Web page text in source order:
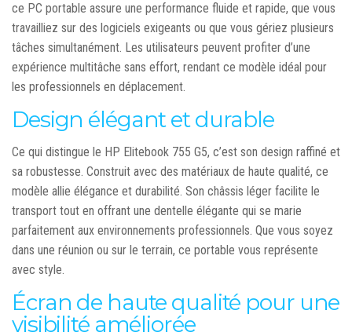
ce PC portable assure une performance fluide et rapide, que vous
travailliez sur des logiciels exigeants ou que vous gériez plusieurs
tâches simultanément. Les utilisateurs peuvent profiter d’une
expérience multitâche sans effort, rendant ce modèle idéal pour
les professionnels en déplacement.
Design élégant et durable
Ce qui distingue le HP Elitebook 755 G5, c’est son design raffiné et
sa robustesse. Construit avec des matériaux de haute qualité, ce
modèle allie élégance et durabilité. Son châssis léger facilite le
transport tout en offrant une dentelle élégante qui se marie
parfaitement aux environnements professionnels. Que vous soyez
dans une réunion ou sur le terrain, ce portable vous représente
avec style.
Écran de haute qualité pour une
visibilité améliorée